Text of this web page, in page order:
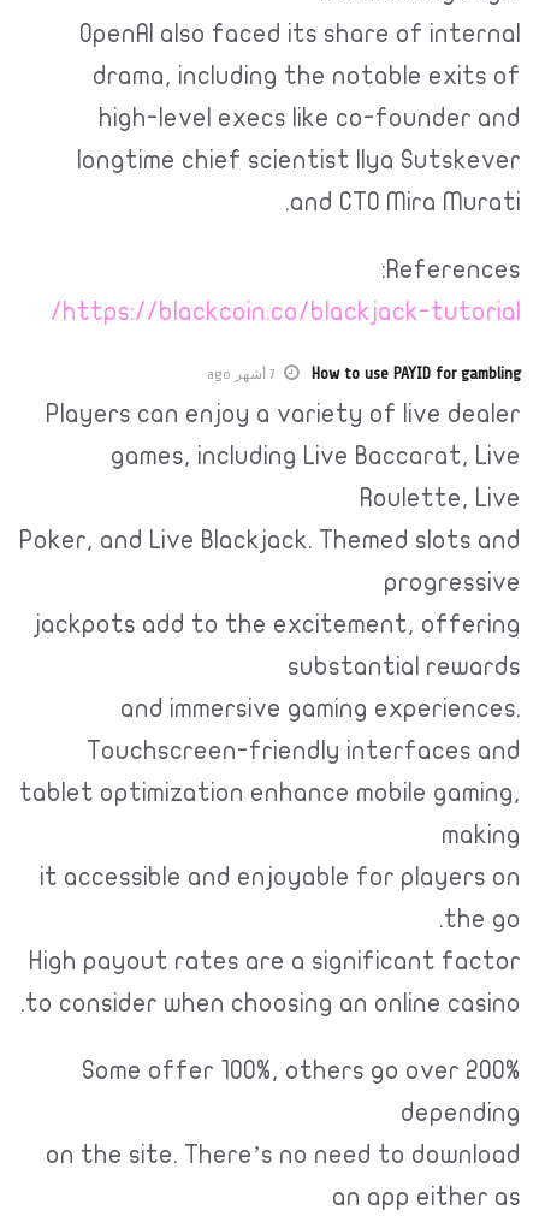
OpenAI also faced its share of internal
drama, including the notable exits of
high-level execs like co-founder and
longtime chief scientist Ilya Sutskever
and CTO Mira Murati.
References:
https://blackcoin.co/blackjack-tutorial/
How to use PAYID for gambling 7 أشهر ago
Players can enjoy a variety of live dealer
games, including Live Baccarat, Live
Roulette, Live
Poker, and Live Blackjack. Themed slots and
progressive
jackpots add to the excitement, offering
substantial rewards
and immersive gaming experiences.
Touchscreen-friendly interfaces and
tablet optimization enhance mobile gaming,
making
it accessible and enjoyable for players on
the go.
High payout rates are a significant factor
to consider when choosing an online casino.
Some offer 100%, others go over 200%
depending
on the site. There’s no need to download
an app either as